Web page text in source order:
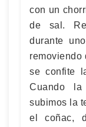
con un
de sal.
durante
removiendo
se confite
Cuando
subimos la
el coñac,